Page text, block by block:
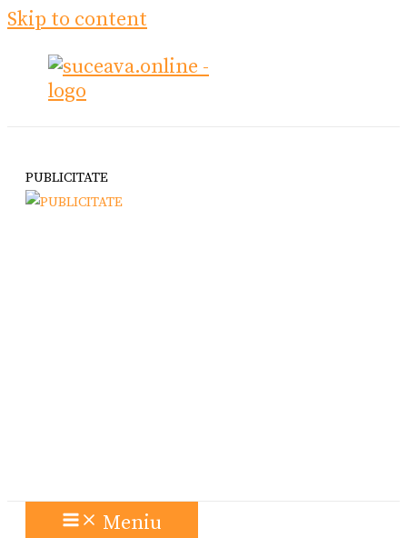
Skip to content
PUBLICITATE
Meniu